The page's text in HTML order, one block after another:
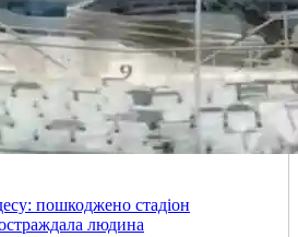
пошкоджено стадіон
людина